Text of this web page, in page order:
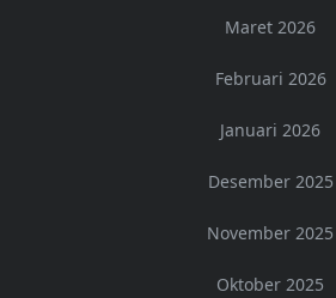
Maret 2026
Februari 2026
Januari 2026
Desember 2025
November 2025
Oktober 2025